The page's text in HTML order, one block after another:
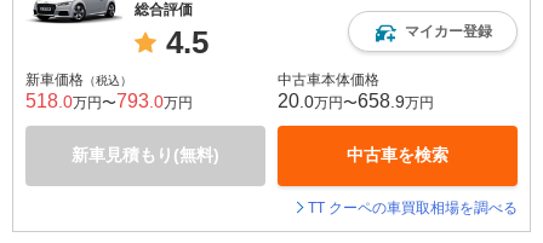
総合評価
4.5 マイカー登録
新車価格 （税込）
518 .0万円〜793 .0万円
新車見積もり(無料)
中古車本体価格
20 .0万円〜658 .9万円
中古車を検索
TT クーペの車買取相場を調べる